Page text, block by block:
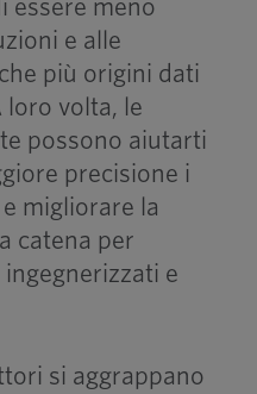
essere meno
e alle
più origini dati
loro volta, le
possono aiutarti
precisione i
migliorare la
catena per
e
si aggrappano